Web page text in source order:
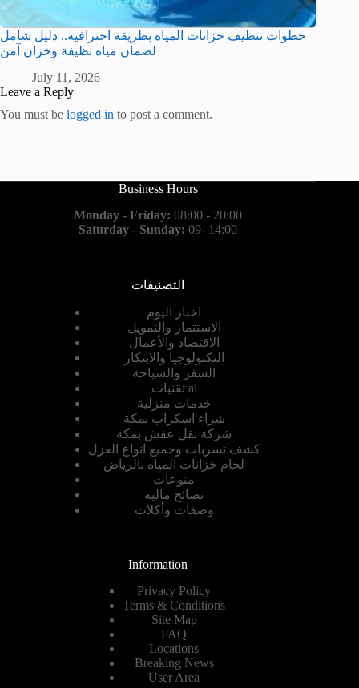
خطوات تنظيف خزانات المياه بطريقة احترافية.. دليل شامل
لضمان مياه نظيفة وخزان آمن
July 11, 2026
Leave a Reply
You must be logged in to post a comment.
Business Hours
Monday - Friday: 08:00 - 20:00
Saturday - Sunday: 09- 14:00
التصنيفات
اخبار اليوم
الاستثمار والتمويل
الاقتصاد والأعمال
التكنولوجيا والابتكار
السفر والسياحة
تقنيات ai
خدمات منزلية
شراء اسكراب بمكة
شركة نقل عفش بمكة
كشف تسربات وجميع انواع العزل
لحام خزانات المياه بالرياض
منوعات
نصائح مالية
وصفات وأكلات
Information
Privacy Policy
Terms & Conditions
Site Map
FAQ
Locations
Breaking News
User Area